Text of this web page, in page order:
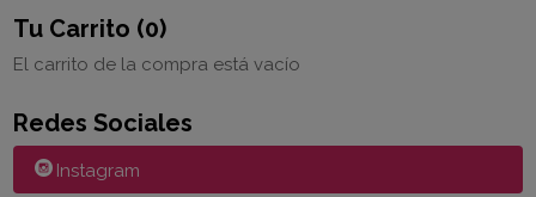
Tu Carrito (0)
El carrito de la compra está vacío
Redes Sociales
Instagram